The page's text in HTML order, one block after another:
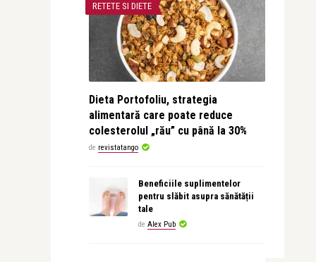
RETETE SI DIETE
Dieta Portofoliu, strategia
alimentară care poate reduce
colesterolul „rău” cu până la 30%
de revistatango
Beneficiile suplimentelor
pentru slăbit asupra sănătății
tale
de Alex Pub